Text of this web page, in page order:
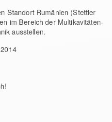
Standort Rumänien (Stettler
im Bereich der Multikavitäten-
ausstellen.